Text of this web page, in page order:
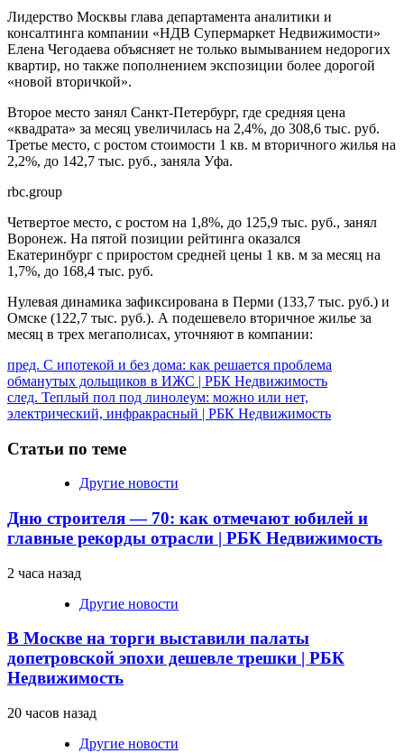
Лидерство Москвы глава департамента аналитики и
консалтинга компании «НДВ Супермаркет Недвижимости»
Елена Чегодаева объясняет не только вымыванием недорогих
квартир, но также пополнением экспозиции более дорогой
«новой вторичкой».
Второе место занял Санкт-Петербург, где средняя цена
«квадрата» за месяц увеличилась на 2,4%, до 308,6 тыс. руб.
Третье место, с ростом стоимости 1 кв. м вторичного жилья на
2,2%, до 142,7 тыс. руб., заняла Уфа.
rbc.group
Четвертое место, с ростом на 1,8%, до 125,9 тыс. руб., занял
Воронеж. На пятой позиции рейтинга оказался
Екатеринбург с приростом средней цены 1 кв. м за месяц на
1,7%, до 168,4 тыс. руб.
Нулевая динамика зафиксирована в Перми (133,7 тыс. руб.) и
Омске (122,7 тыс. руб.). А подешевело вторичное жилье за
месяц в трех мегаполисах, уточняют в компании:
Продолжить
чтение
пред. С ипотекой и без дома: как решается проблема
обманутых дольщиков в ИЖС | РБК Недвижимость
след. Теплый пол под линолеум: можно или нет,
электрический, инфракрасный | РБК Недвижимость
Статьи по теме
Другие новости
Дню строителя — 70: как отмечают юбилей и
главные рекорды отрасли | РБК Недвижимость
2 часа назад
Другие новости
В Москве на торги выставили палаты
допетровской эпохи дешевле трешки | РБК
Недвижимость
20 часов назад
Другие новости